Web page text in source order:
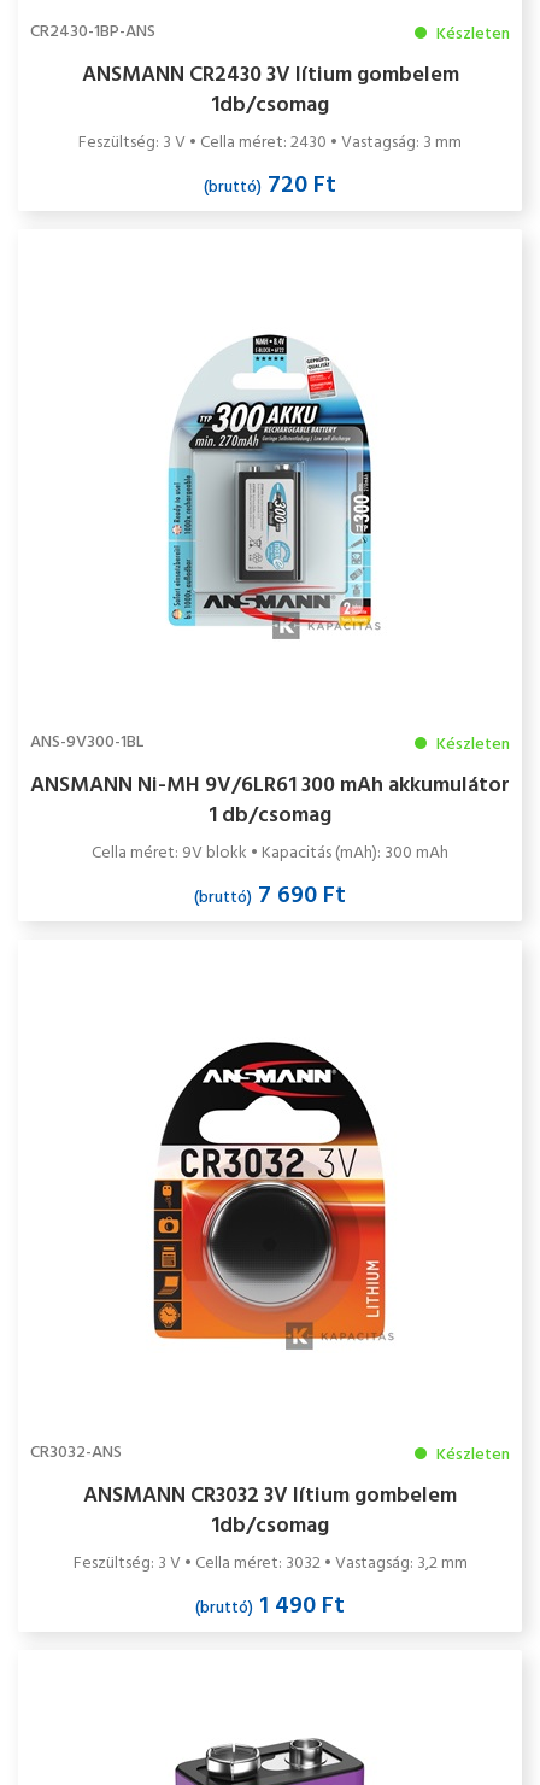
CR2430-1BP-ANS Készleten
ANSMANN CR2430 3V lítium gombelem
1db/csomag
Feszültség: 3 V • Cella méret: 2430 • Vastagság: 3 mm
(bruttó) 720 Ft
ANS-9V300-1BL Készleten
ANSMANN Ni-MH 9V/6LR61 300 mAh akkumulátor
1 db/csomag
Cella méret: 9V blokk • Kapacitás (mAh): 300 mAh
(bruttó) 7 690 Ft
CR3032-ANS Készleten
ANSMANN CR3032 3V lítium gombelem
1db/csomag
Feszültség: 3 V • Cella méret: 3032 • Vastagság: 3,2 mm
(bruttó) 1 490 Ft